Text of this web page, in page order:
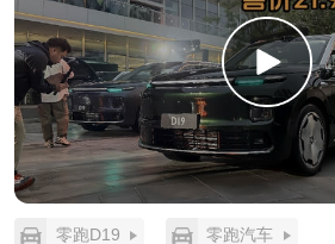
零跑D19 零跑汽车